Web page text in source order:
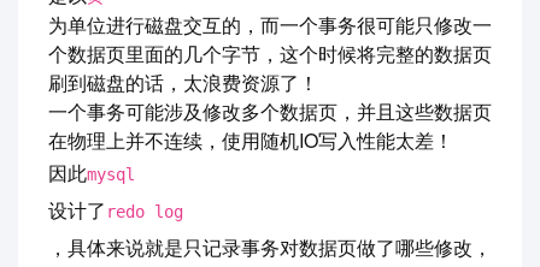
为单位进行磁盘交互的，而一个事务很可能只修改一
个数据页里面的几个字节，这个时候将完整的数据页
刷到磁盘的话，太浪费资源了！
一个事务可能涉及修改多个数据页，并且这些数据页
在物理上并不连续，使用随机IO写入性能太差！
因此mysql
设计了 redo log
，具体来说就是只记录事务对数据页做了哪些修改，